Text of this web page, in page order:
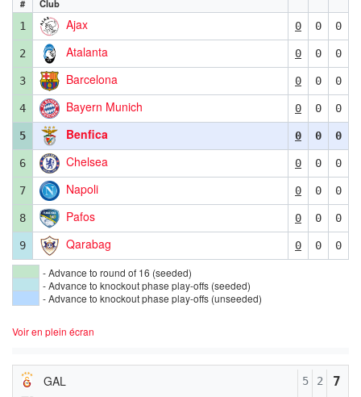
#
Club
1
Ajax 0 0 0
2 Atalanta 0 0 0
3 Barcelona 0 0 0
4 Bayern Munich 0 0 0
5 Benfica 0 0 0
6 Chelsea 0 0 0
7 Napoli 0 0 0
8 Pafos 0 0 0
9 Qarabag 0 0 0
- Advance to round of 16 (seeded)
- Advance to knockout phase play-offs (seeded)
- Advance to knockout phase play-offs (unseeded)
Voir en plein écran
GAL
5
2
7